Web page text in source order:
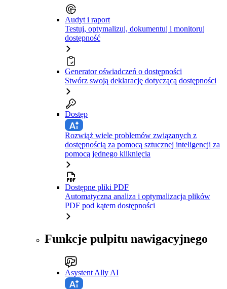
Audyt i raport
Testuj, optymalizuj, dokumentuj i monitoruj
dostępność
Generator oświadczeń o dostępności
Stwórz swoją deklarację dotyczącą dostępności
Dostęp
Rozwiąż wiele problemów związanych z
dostępnością za pomocą sztucznej inteligencji za
pomocą jednego kliknięcia
Dostępne pliki PDF
Automatyczna analiza i optymalizacja plików
PDF pod kątem dostępności
Funkcje pulpitu nawigacyjnego
Asystent Ally AI